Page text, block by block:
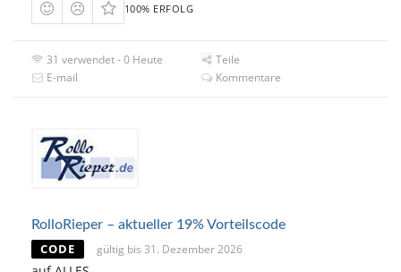
100% ERFOLG
31 verwendet - 0 Heute
Teile
E-mail
Kommentare
RolloRieper – aktueller 19% Vorteilscode
CODE gültig bis 31. Dezember 2026